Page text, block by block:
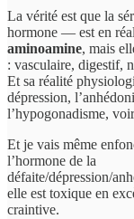
La vérité est que la
hormone — est en
aminoamine, mais
: vasculaire, digestif,
Et sa réalité
dépression,
l’hypogonadisme,
Et je vais même
l’hormone de la
défaite/dépression/
elle est toxique en
craintive.